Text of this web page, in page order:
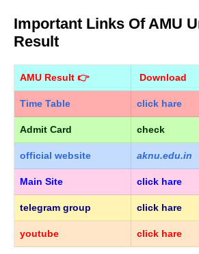
Important Links Of AMU
Result
AMU Result 👉 Download
Time Table click hare
Admit Card check
official website aknu.edu.in
Main Site click hare
telegram group click hare
youtube click hare